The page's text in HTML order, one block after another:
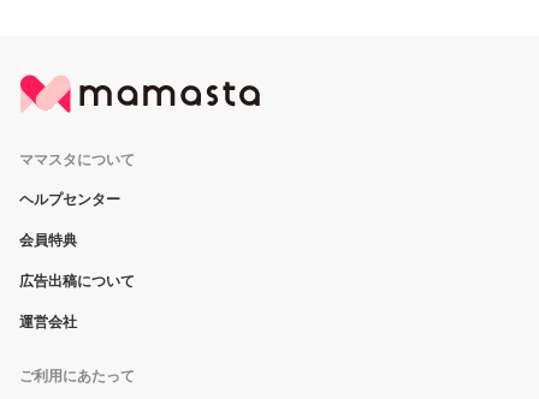
ママスタについて
ヘルプセンター
会員特典
広告出稿について
運営会社
ご利用にあたって